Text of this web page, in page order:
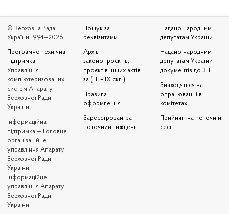
© Верховна Рада
України 1994—2026
Програмно-технічна
підтримка —
Управління
комп'ютеризованих
систем Апарату
Верховної Ради
України
Iнформаційна
підтримка — Головне
організаційне
управління Апарату
Верховної Ради
України,
Інформаційне
управління Апарату
Верховної Ради
України
Пошук за
реквізитами
Архів
законопроєктів,
проєктів інших актів
за ( III – IX скл.)
Правила
оформлення
Зареєстровані за
поточний тиждень
Надано народним
депутатам України
Надано народним
депутатам України
документів до ЗП
Знаходяться на
опрацюванні в
комітетах
Прийняті на поточній
сесії